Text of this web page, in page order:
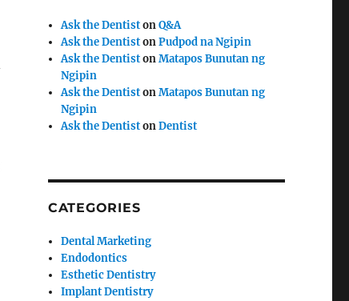
Ask the DentistonQ&A
Ask the DentistonPudpod na Ngipin
Ask the DentistonMatapos Bunutan ng
Ngipin
Ask the DentistonMatapos Bunutan ng
Ngipin
Ask the DentistonDentist
CATEGORIES
Dental Marketing
Endodontics
Esthetic Dentistry
Implant Dentistry